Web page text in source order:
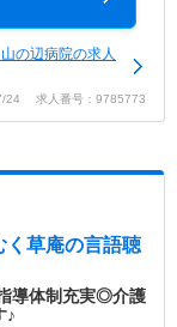
の辺病院の求人
24 求人番号：9785773
く草庵の言語聴
導体制充実◎介護
♪